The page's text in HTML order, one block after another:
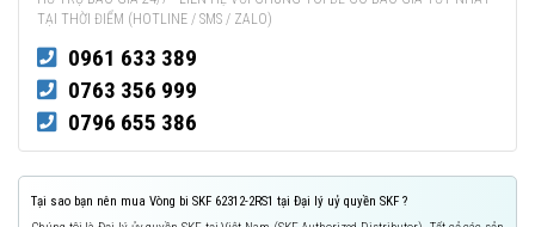
TẠI THỜI ĐIỂM (HOTLINE / SMS / ZALO)
0961 633 389
0763 356 999
0796 655 386
Tại sao bạn nên mua Vòng bi SKF 62312-2RS1 tại Đại lý uỷ quyền SKF ?